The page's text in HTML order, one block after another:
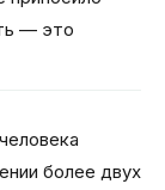
— это
более двух